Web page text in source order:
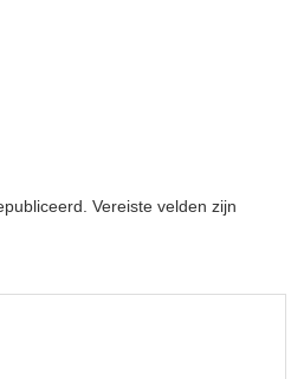
Vereiste velden zijn